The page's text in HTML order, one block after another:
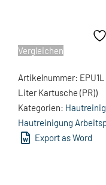
Vergleichen
Artikelnummer:
Liter Kartusche (PR))
Kategorien:
Hautreinigung
Export as Word